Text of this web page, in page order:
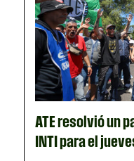
ATE resolvió un
INTI para el